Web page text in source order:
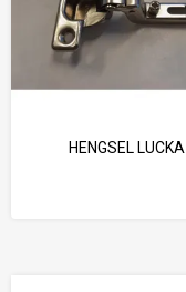
HENGSEL LUCKA